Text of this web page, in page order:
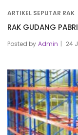
ARTIKEL SEPUTAR RAK
RAK GUDANG
Posted by Admin 24